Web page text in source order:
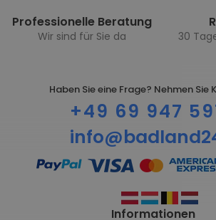
Professionelle Beratung
Wir sind für Sie da 30
Haben Sie eine Frage? Nehmen
+49 69 947
Informationen